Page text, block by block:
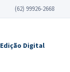
(62) 99926-2668
Edição Digital